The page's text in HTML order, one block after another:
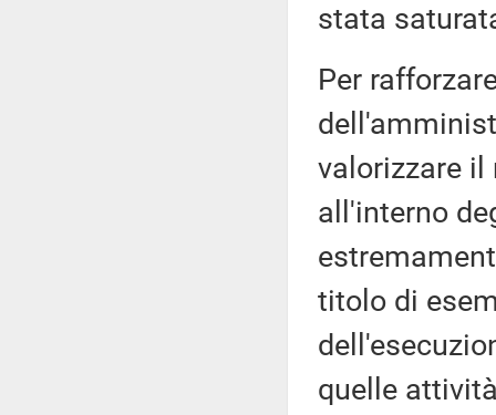
stata
Per
valorizzare il
all'interno
titolo di
quelle